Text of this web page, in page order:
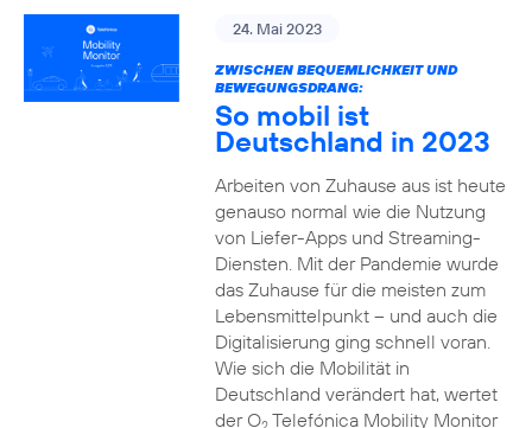
24. Mai 2023
ZWISCHEN BEQUEMLICHKEIT UND
BEWEGUNGSDRANG:
So mobil ist
Deutschland in 2023
Arbeiten von Zuhause aus ist heute
genauso normal wie die Nutzung
von Liefer-Apps und Streaming-
Diensten. Mit der Pandemie wurde
das Zuhause für die meisten zum
Lebensmittelpunkt – und auch die
Digitalisierung ging schnell voran.
Wie sich die Mobilität in
Deutschland verändert hat, wertet
der O Telefónica Mobility Monitor